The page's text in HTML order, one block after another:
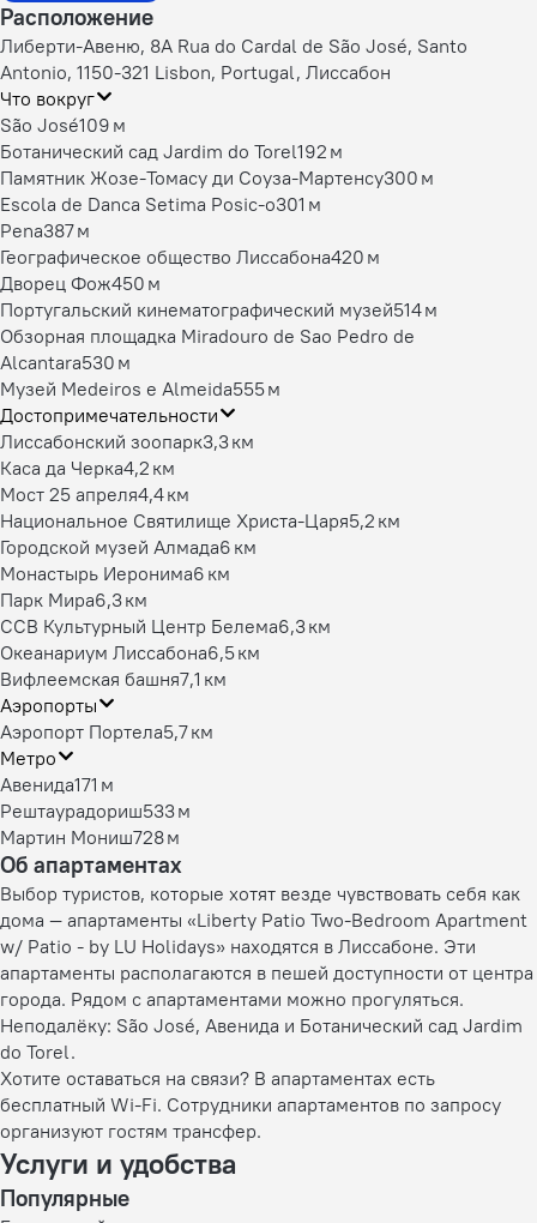
Расположение
Либерти-Авеню, 8A Rua do Cardal de São José, Santo
Antonio, 1150-321 Lisbon, Portugal, Лиссабон
Что вокруг
São José109 м
Ботанический сад Jardim do Torel192 м
Памятник Жозе-Томасу ди Соуза-Мартенсу300 м
Escola de Danca Setima Posic-o301 м
Pena387 м
Географическое общество Лиссабона420 м
Дворец Фож450 м
Португальский кинематографический музей514 м
Обзорная площадка Miradouro de Sao Pedro de
Alcantara530 м
Музей Medeiros e Almeida555 м
Достопримечательности
Лиссабонский зоопарк3,3 км
Каса да Черка4,2 км
Мост 25 апреля4,4 км
Национальное Святилище Христа-Царя5,2 км
Городской музей Алмада6 км
Монастырь Иеронима6 км
Парк Мира6,3 км
CCB Культурный Центр Белема6,3 км
Океанариум Лиссабона6,5 км
Вифлеемская башня7,1 км
Аэропорты
Аэропорт Портела5,7 км
Метро
Авенида171 м
Рештаурадориш533 м
Мартин Мониш728 м
Об апартаментах
Выбор туристов, которые хотят везде чувствовать себя как
дома — апартаменты «Liberty Patio Two-Bedroom Apartment
w/ Patio - by LU Holidays» находятся в Лиссабоне. Эти
апартаменты располагаются в пешей доступности от центра
города. Рядом с апартаментами можно прогуляться.
Неподалёку: São José, Авенида и Ботанический сад Jardim
do Torel.
Хотите оставаться на связи? В апартаментах есть
бесплатный Wi-Fi. Сотрудники апартаментов по запросу
организуют гостям трансфер.
Услуги и удобства
Популярные